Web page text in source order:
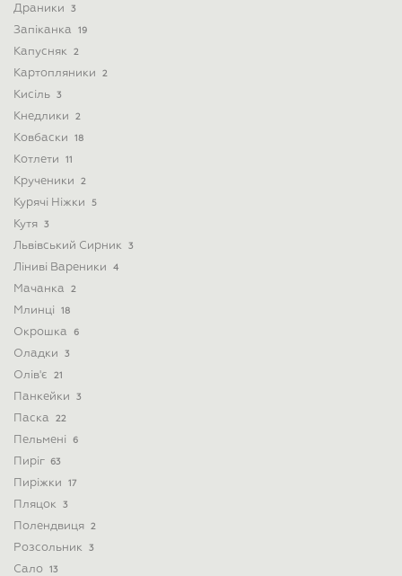
Драники 3
Запіканка 19
Капусняк 2
Картопляники 2
Кисіль 3
Кнедлики 2
Ковбаски 18
Котлети 11
Крученики 2
Курячі Ніжки 5
Кутя 3
Львівський Сирник 3
Ліниві Вареники 4
Мачанка 2
Млинці 18
Окрошка 6
Оладки 3
Олів'є 21
Панкейки 3
Паска 22
Пельмені 6
Пиріг 63
Пиріжки 17
Пляцок 3
Полендвиця 2
Розсольник 3
Сало 13